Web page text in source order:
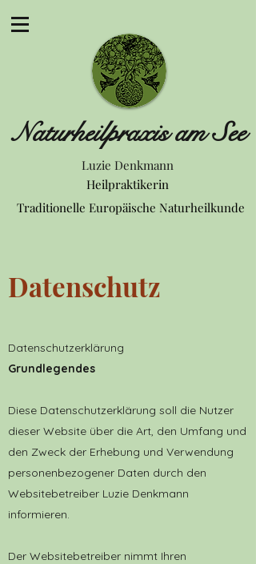
Naturheilpraxis am See
Luzie Denkmann
Heilpraktikerin
Traditionelle Europäische Naturheilkunde
Datenschutz
Datenschutzerklärung
Grundlegendes
Diese Datenschutzerklärung soll die Nutzer
dieser Website über die Art, den Umfang und
den Zweck der Erhebung und Verwendung
personenbezogener Daten durch den
Websitebetreiber Luzie Denkmann
informieren.
Der Websitebetreiber nimmt Ihren